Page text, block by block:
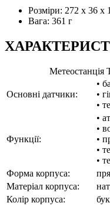
Розміри: 272 x 36 х
Вага: 361 г
Основні датчики:
•
•
•
Функції:
•
•
•
•
•
Форма корпуса:
Матеріал корпуса:
Колір корпуса:
бук